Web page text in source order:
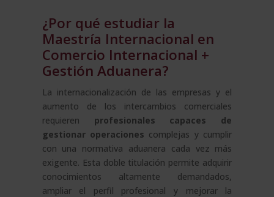
¿Por qué estudiar la
Maestría Internacional en
Comercio Internacional +
Gestión Aduanera?
La internacionalización de las empresas y el
aumento de los intercambios comerciales
requieren profesionales capaces de
gestionar operaciones complejas y cumplir
con una normativa aduanera cada vez más
exigente. Esta doble titulación permite adquirir
conocimientos altamente demandados,
ampliar el perfil profesional y mejorar la